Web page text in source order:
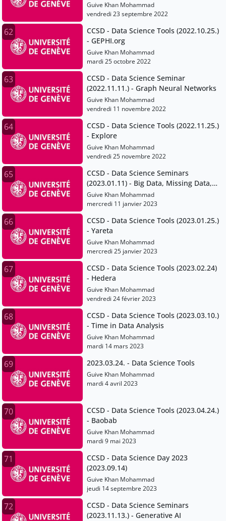
Guive Khan Mohammad
vendredi 23 septembre 2022
62
CCSD - Data Science Tools (2022.10.25.)
- GEPHI.org
Guive Khan Mohammad
mardi 25 octobre 2022
63
CCSD - Data Science Seminar
(2022.11.11.) - Graph Neural Networks
Guive Khan Mohammad
vendredi 11 novembre 2022
64
CCSD - Data Science Tools (2022.11.25.)
- Explore
Guive Khan Mohammad
vendredi 25 novembre 2022
65
CCSD - Data Science Seminars
(2023.01.11) - Big Data, Missing Data,
and everything in between
Guive Khan Mohammad
mercredi 11 janvier 2023
66
CCSD - Data Science Tools (2023.01.25.)
- Yareta
Guive Khan Mohammad
mercredi 25 janvier 2023
67
CCSD - Data Science Tools (2023.02.24)
- Hedera
Guive Khan Mohammad
vendredi 24 février 2023
68
CCSD - Data Science Tools (2023.03.10.)
- Time in Data Analysis
Guive Khan Mohammad
mardi 14 mars 2023
69 2023.03.24. - Data Science Tools
Guive Khan Mohammad
mardi 4 avril 2023
70
CCSD - Data Science Tools (2023.04.24.)
- Baobab
Guive Khan Mohammad
mardi 9 mai 2023
71
CCSD - Data Science Day 2023
(2023.09.14)
Guive Khan Mohammad
jeudi 14 septembre 2023
72
CCSD - Data Science Seminars
(2023.11.13.) - Generative AI